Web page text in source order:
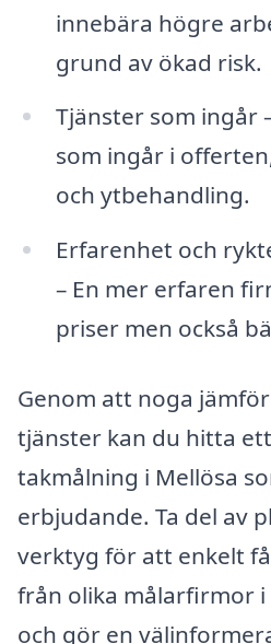
innebära högre
grund av ökad risk.
Tjänster som ingår
som ingår i
och ytbehandling.
Erfarenhet och
– En mer erfaren
priser men också
Genom att noga
tjänster kan du hitta
takmålning i Mellösa
erbjudande. Ta del av
verktyg för att enkelt
från olika målarfirmor
och gör en